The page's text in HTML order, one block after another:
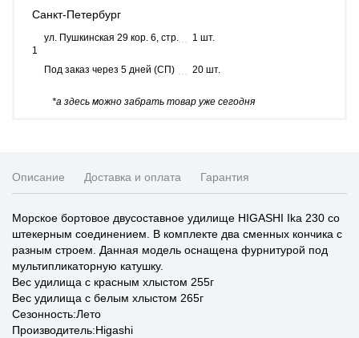
Санкт-Петербург
ул. Пушкинская 29 кор. 6, стр.
1
1 шт.
Под заказ через 5 дней (СП) 20 шт.
*а здесь можно забрать товар уже сегодня
Описание Доставка и оплата Гарантия
Морское бортовое двусоставное удилище HIGASHI Ika 230 со
штекерным соединением. В комплекте два сменных кончика с
разным строем. Данная модель оснащена фурнитурой под
мультипликаторную катушку.
Вес удилища с красным хлыстом 255г
Вес удилища с белым хлыстом 265г
Сезонность:Лето
Производитель:Higashi